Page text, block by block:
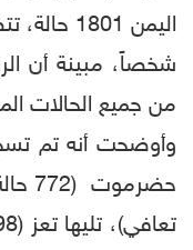
من جميع الحالات
وأوضحت أنه تم